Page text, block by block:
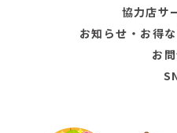
協力店サ
お知らせ・お得
お